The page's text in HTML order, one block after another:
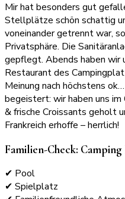
Mir hat besonders gut
Stellplätze schön schattig
voneinander getrennt war,
Privatsphäre. Die
gepflegt. Abends haben wir
Restaurant des
Meinung nach höchstens
begeistert: wir haben uns
& frische Croissants geholt
Frankreich erhoffe – herrlich!
Familien-Check: Camping
✔ Pool
✔ Spielplatz